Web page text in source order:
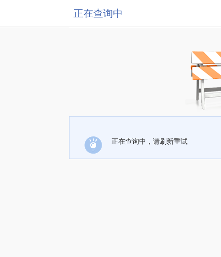
正在查询中
正在查询中，请刷新重试